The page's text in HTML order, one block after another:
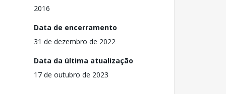
2016
Data de encerramento
31 de dezembro de 2022
Data da última atualização
17 de outubro de 2023